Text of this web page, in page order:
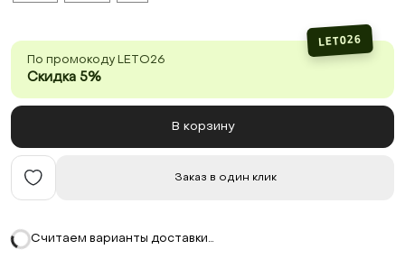
LETO26
По промокоду LETO26
Скидка 5%
В корзину
Заказ в один клик
Считаем варианты доставки…